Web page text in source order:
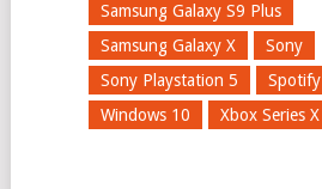
Samsung Galaxy S9 Plus
Samsung Galaxy X
Sony
Sony Playstation 5
Spotify
Windows 10
Xbox Series X